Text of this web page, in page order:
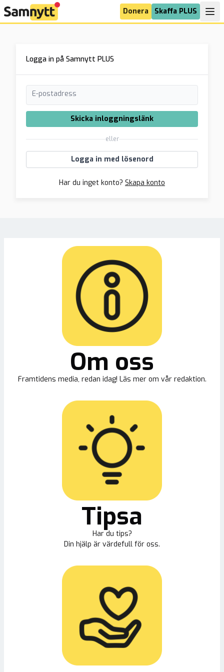
Donera Skaffa PLUS
Logga in på Samnytt PLUS
E-postadress
Skicka inloggningslänk
eller
Logga in med lösenord
Har du inget konto? Skapa konto
Om oss
Framtidens media, redan idag! Läs mer om vår redaktion.
Tipsa
Har du tips?
Din hjälp är värdefull för oss.